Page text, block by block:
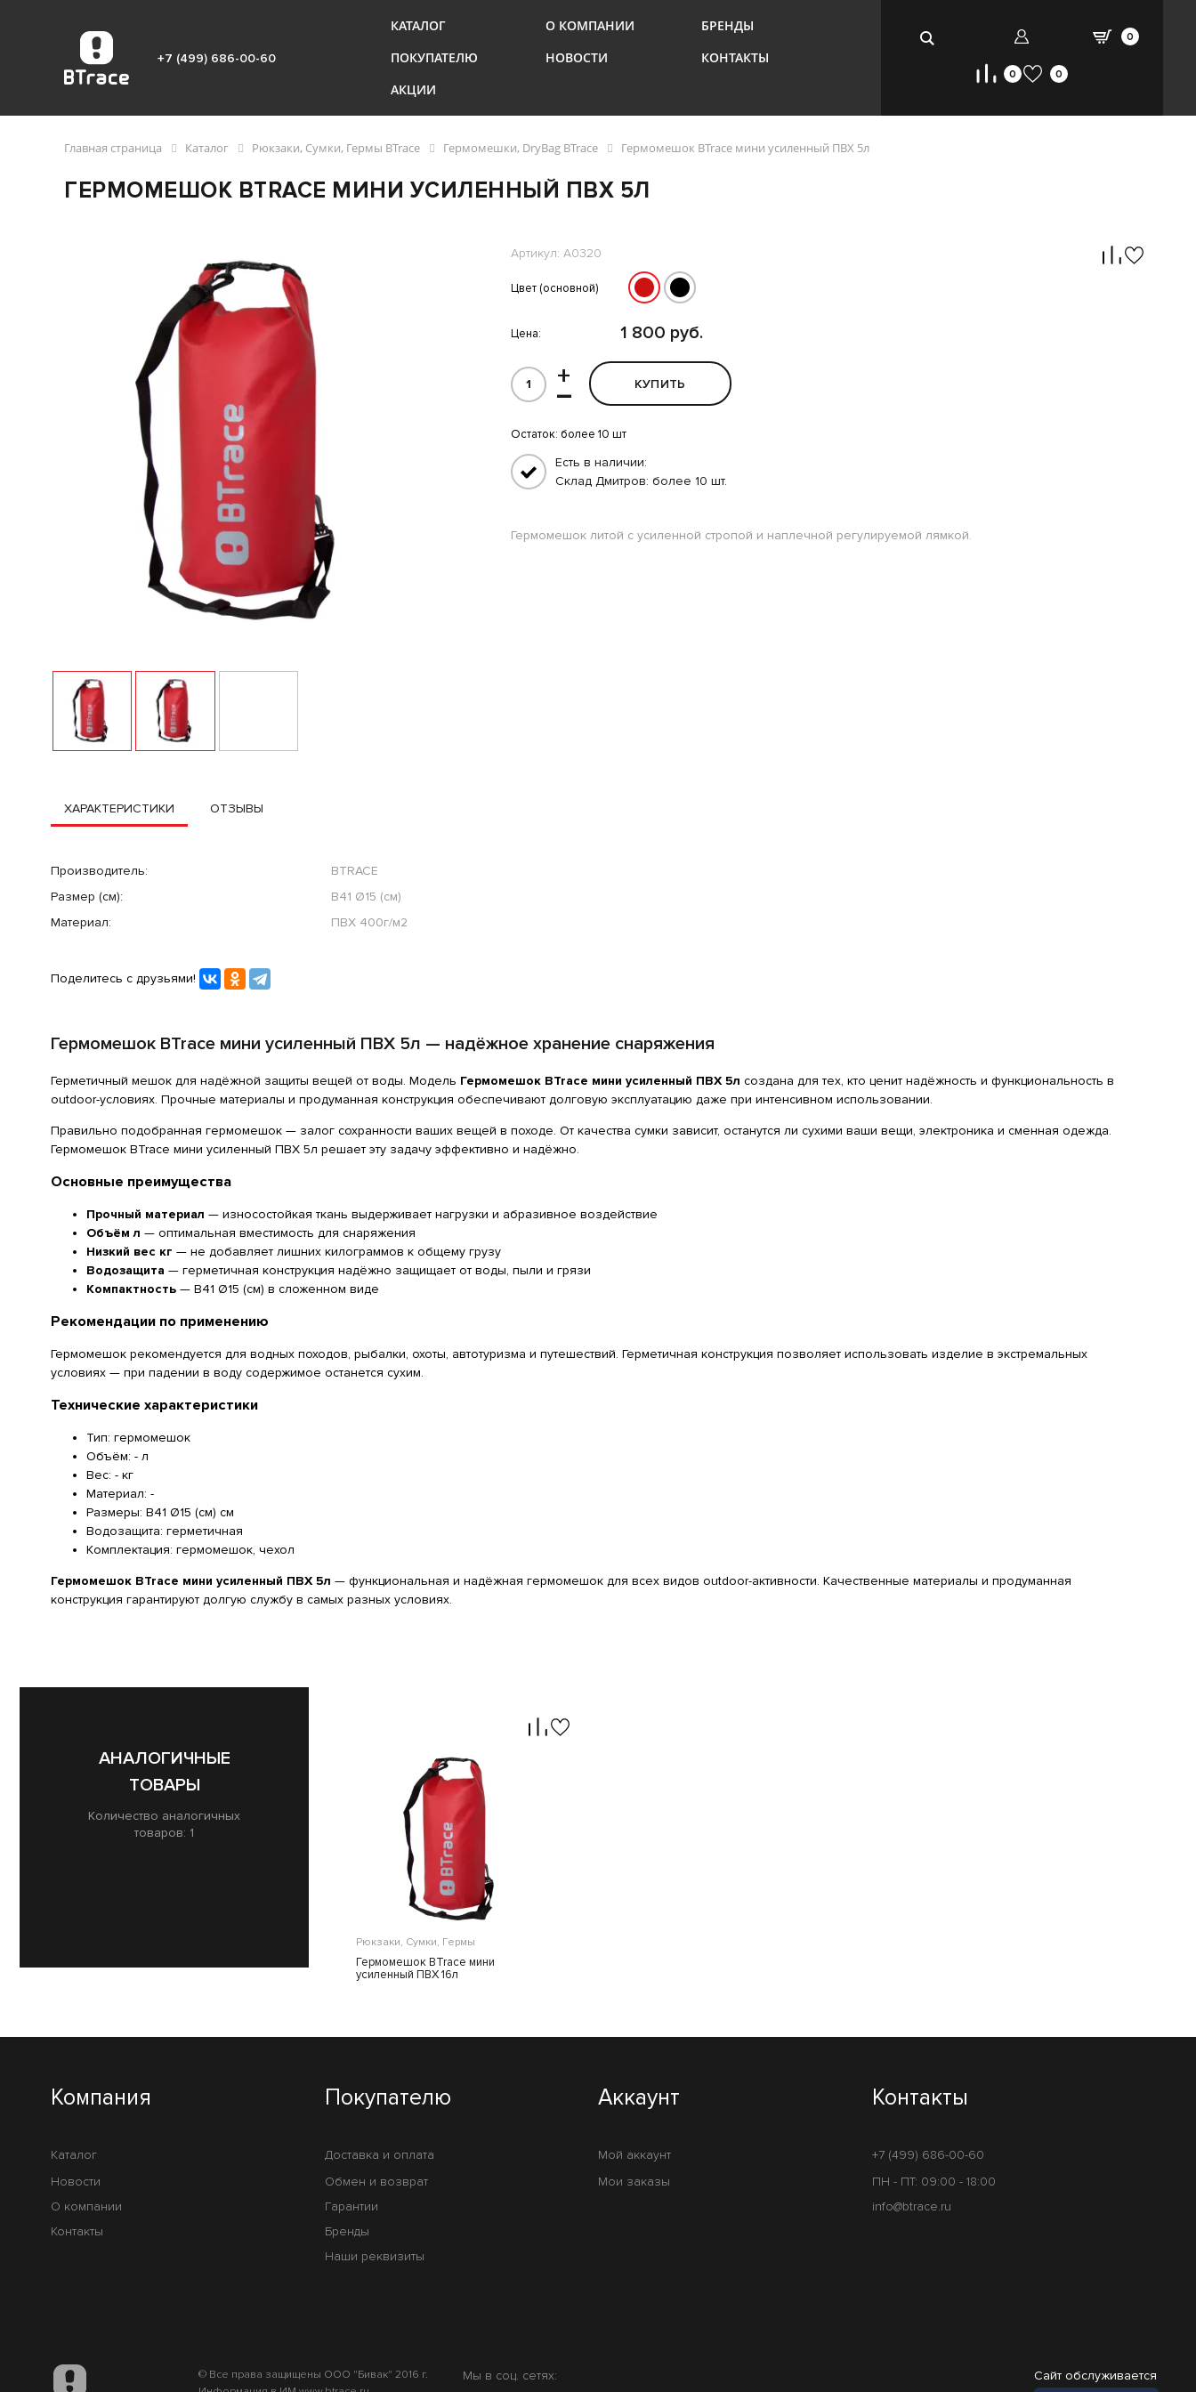
+7 (499) 686-00-60
КАТАЛОГ О КОМПАНИИ
БРЕНДЫ
ПОКУПАТЕЛЮ
НОВОСТИ
КОНТАКТЫ
АКЦИИ
0
0 0
Главная страница Каталог Рюкзаки, Сумки, Гермы BTrace Гермомешки, DryBag BTrace Гермомешок BTrace мини усиленный ПВХ 5л
ГЕРМОМЕШОК BTRACE МИНИ УСИЛЕННЫЙ ПВХ 5Л
Артикул: A0320
Цвет (основной)
Цена: 1 800 руб.
–
+ КУПИТЬ
Остаток: более 10 шт
Есть в наличии:
Склад Дмитров: более 10 шт.
Гермомешок литой с усиленной стропой и наплечной регулируемой лямкой.
ХАРАКТЕРИСТИКИ ОТЗЫВЫ
Производитель:
BTRACE
Размер (см):
В41 Ø15 (см)
Материал:
ПВХ 400г/м2
Поделитесь с друзьями!
Гермомешок BTrace мини усиленный ПВХ 5л — надёжное хранение снаряжения
Герметичный мешок для надёжной защиты вещей от воды. Модель Гермомешок BTrace мини усиленный ПВХ 5л создана для тех, кто ценит надёжность и функциональность в
outdoor-условиях. Прочные материалы и продуманная конструкция обеспечивают долговую эксплуатацию даже при интенсивном использовании.
Правильно подобранная гермомешок — залог сохранности ваших вещей в походе. От качества сумки зависит, останутся ли сухими ваши вещи, электроника и сменная одежда.
Гермомешок BTrace мини усиленный ПВХ 5л решает эту задачу эффективно и надёжно.
Основные преимущества
Прочный материал — износостойкая ткань выдерживает нагрузки и абразивное воздействие
Объём л — оптимальная вместимость для снаряжения
Низкий вес кг — не добавляет лишних килограммов к общему грузу
Водозащита — герметичная конструкция надёжно защищает от воды, пыли и грязи
Компактность — В41 Ø15 (см) в сложенном виде
Рекомендации по применению
Гермомешок рекомендуется для водных походов, рыбалки, охоты, автотуризма и путешествий. Герметичная конструкция позволяет использовать изделие в экстремальных
условиях — при падении в воду содержимое останется сухим.
Технические характеристики
Тип: гермомешок
Объём: - л
Вес: - кг
Материал: -
Размеры: В41 Ø15 (см) см
Водозащита: герметичная
Комплектация: гермомешок, чехол
Гермомешок BTrace мини усиленный ПВХ 5л — функциональная и надёжная гермомешок для всех видов outdoor-активности. Качественные материалы и продуманная
конструкция гарантируют долгую службу в самых разных условиях.
АНАЛОГИЧНЫЕ
ТОВАРЫ
Количество аналогичных
товаров: 1
Рюкзаки, Сумки, Гермы
Гермомешок BTrace мини
усиленный ПВХ 16л
Компания
Каталог
Новости
О компании
Контакты
Покупателю
Доставка и оплата
Обмен и возврат
Гарантии
Бренды
Наши реквизиты
Аккаунт
Мой аккаунт
Мои заказы
Контакты
+7 (499) 686-00-60
ПН - ПТ: 09:00 - 18:00
info@btrace.ru
© Все права защищены ООО "Бивак" 2016 г.
Мы в соц. сетях: Сайт обслуживается